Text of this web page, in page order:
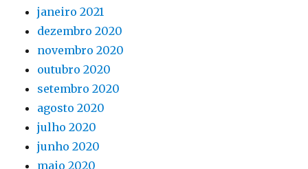
janeiro 2021
dezembro 2020
novembro 2020
outubro 2020
setembro 2020
agosto 2020
julho 2020
junho 2020
maio 2020